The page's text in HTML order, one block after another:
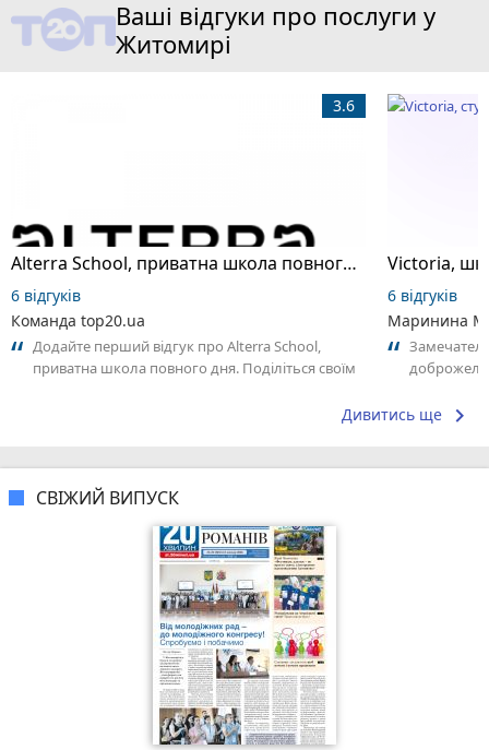
Ваші відгуки про послуги у
Житомирі
Alterra School, приватна школа повного дня
3.6
6 відгуків
Команда top20.ua
Додайте перший відгук про Alterra School,
приватна школа повного дня. Поділіться своїм
6 відгуків
Маринина
Дивитись ще keyboard_arrow_right
СВІЖИЙ ВИПУСК